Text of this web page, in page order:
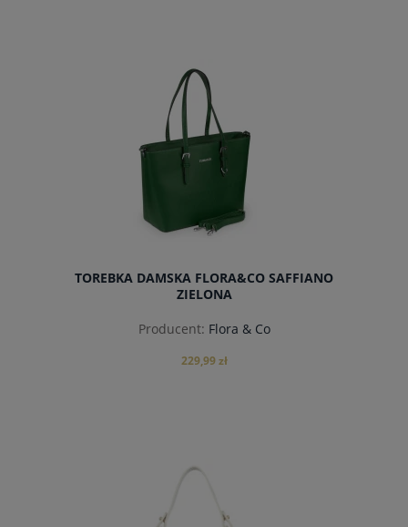
powiadom o dostępności
TOREBKA DAMSKA FLORA&CO SAFFIANO
ZIELONA
Producent: Flora & Co
229,99 zł
powiadom o dostępności